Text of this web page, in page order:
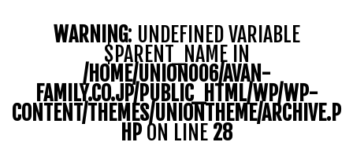
WARNING: UNDEFINED VARIABLE
$PARENT_NAME IN
/HOME/UNION006/AVAN-
FAMILY.CO.JP/PUBLIC_HTML/WP/WP-
CONTENT/THEMES/UNIONTHEME/ARCHIVE.P
HP ON LINE 28